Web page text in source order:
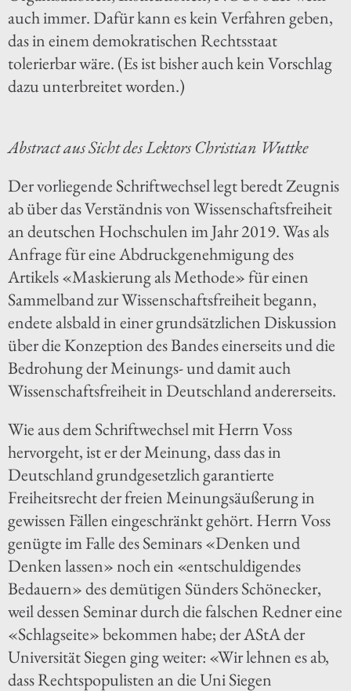
auch immer. Dafür kann es kein Verfahren geben,
das in einem demokratischen Rechtsstaat
tolerierbar wäre. (Es ist bisher auch kein Vorschlag
dazu unterbreitet worden.)
Abstract aus Sicht des Lektors Christian Wuttke
Der vorliegende Schriftwechsel legt beredt Zeugnis
ab über das Verständnis von Wissenschaftsfreiheit
an deutschen Hochschulen im Jahr 2019. Was als
Anfrage für eine Abdruckgenehmigung des
Artikels «Maskierung als Methode» für einen
Sammelband zur Wissenschaftsfreiheit begann,
endete alsbald in einer grundsätzlichen Diskussion
über die Konzeption des Bandes einerseits und die
Bedrohung der Meinungs- und damit auch
Wissenschaftsfreiheit in Deutschland andererseits.
Wie aus dem Schriftwechsel mit Herrn Voss
hervorgeht, ist er der Meinung, dass das in
Deutschland grundgesetzlich garantierte
Freiheitsrecht der freien Meinungsäußerung in
gewissen Fällen eingeschränkt gehört. Herrn Voss
genügte im Falle des Seminars «Denken und
Denken lassen» noch ein «entschuldigendes
Bedauern» des demütigen Sünders Schönecker,
weil dessen Seminar durch die falschen Redner eine
«Schlagseite» bekommen habe; der AStA der
Universität Siegen ging weiter: «Wir lehnen es ab,
dass Rechtspopulisten an die Uni Siegen